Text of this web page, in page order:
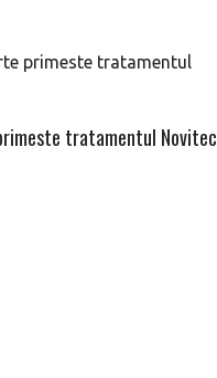
tratamentul Novitec